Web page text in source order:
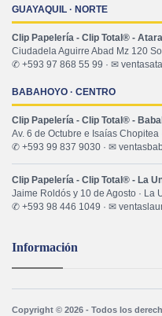
GUAYAQUIL · NORTE
Clip Papelería - Clip Total® -
Ciudadela Aguirre Abad Mz 120
✆ +593 97 868 55 99 · ✉
BABAHOYO · CENTRO
Clip Papelería - Clip Total® -
Av. 6 de Octubre e Isaías Chopitea
✆ +593 99 837 9030 · ✉
Clip Papelería - Clip Total® - La
Jaime Roldós y 10 de Agosto · La
✆ +593 98 446 1049 · ✉
Información
Copyright © 2026 - Todos los